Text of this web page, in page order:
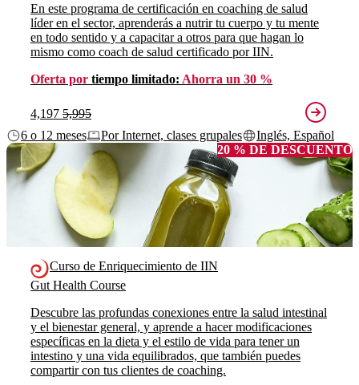
En este programa de certificación en coaching de salud
líder en el sector, aprenderás a nutrir tu cuerpo y tu mente
en todo sentido y a capacitar a otros para que hagan lo
mismo como coach de salud certificado por IIN.
Oferta por tiempo limitado: Ahorra un 30 %
4,197 5,995
6 o 12 meses
Por Internet, clases grupales
Inglés, Español
20 % DE DESCUENTO
Curso de Enriquecimiento de IIN
Gut Health Course
Descubre las profundas conexiones entre la salud intestinal
y el bienestar general, y aprende a hacer modificaciones
específicas en la dieta y el estilo de vida para tener un
intestino y una vida equilibrados, que también puedes
compartir con tus clientes de coaching.